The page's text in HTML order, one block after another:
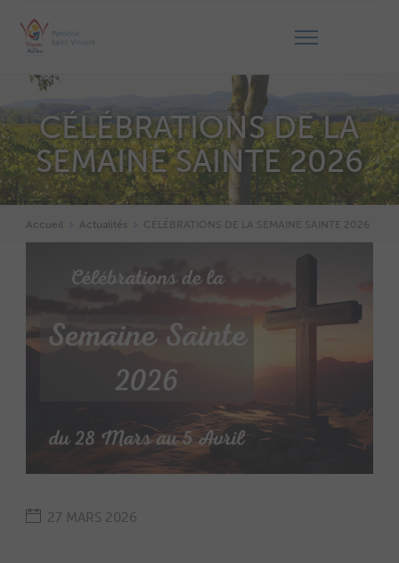
CÉLÉBRATIONS DE LA
SEMAINE SAINTE 2026
Accueil Actualités CÉLÉBRATIONS DE LA SEMAINE SAINTE 2026
27 MARS 2026